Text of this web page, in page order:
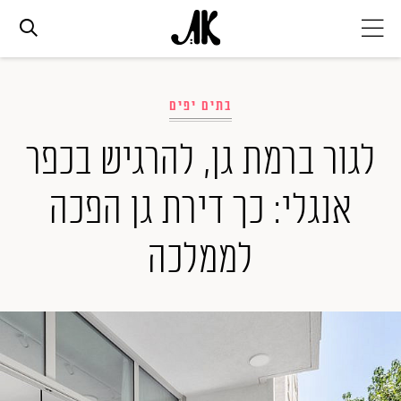
אופנה
ביוטי
סלבס
המגזין
בתים יפים
לגור ברמת גן, להרגיש בכפר
אנגלי: כך דירת גן הפכה
לממלכה